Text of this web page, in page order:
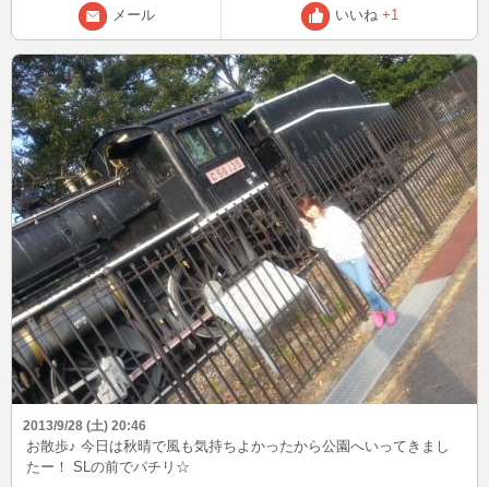
メール いいね +1
2013/9/28 (土) 20:46
お散歩♪ 今日は秋晴で風も気持ちよかったから公園へいってきまし
たー！ SLの前でパチリ☆